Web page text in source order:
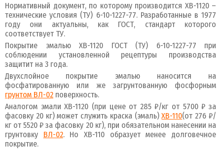
Нормативный документ, по которому производится ХВ-1120 –
технические условия (ТУ) 6-10-1227-77. Разработанные в 1977
году они актуальны, как ГОСТ, стандарт которого
соответствует ТУ.
Покрытие эмалью ХВ-1120 ГОСТ (ТУ) 6-10-1227-77 при
соблюдении установленной рецептуры производства
защитит на 3 года.
Двухслойное покрытие эмалью наносится на
фосфатированную или же загрунтованную фосфорным
грунтом ВЛ-02 поверхность.
Аналогом эмали ХВ-1120 (при цене от 285 ₽/кг от 5700 ₽ за
фасовку 20 кг) может служить краска (эмаль)ХВ-110(от 276 ₽/
кг от 5520 ₽ за фасовку 20 кг), при обязательном нанесении на
грунтовку ВЛ-02. Но ХВ-110 образует менее долговечное
покрытие.